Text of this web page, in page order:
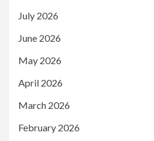
July 2026
June 2026
May 2026
April 2026
March 2026
February 2026